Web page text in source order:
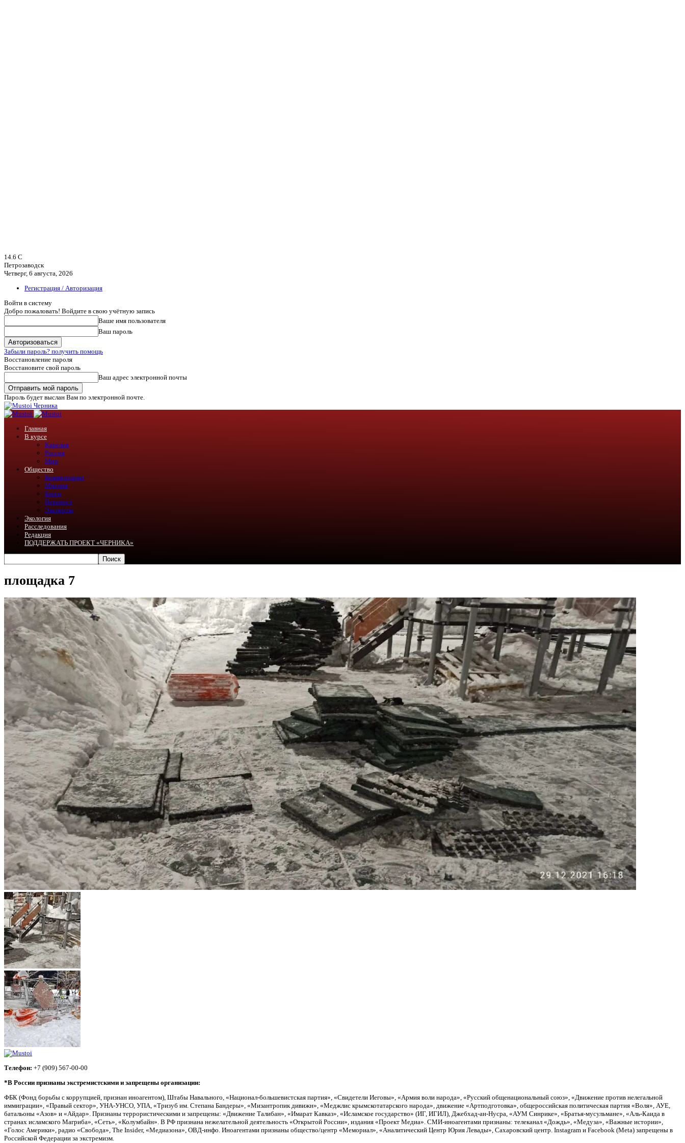
14.6 C
Петрозаводск
Четверг, 6 августа, 2026
Регистрация / Авторизация
Войти в систему
Добро пожаловать! Войдите в свою учётную запись
Ваше имя пользователя
Ваш пароль
Забыли пароль? получить помощь
Восстановление пароля
Восстановите свой пароль
Ваш адрес электронной почты
Пароль будет выслан Вам по электронной почте.
Черника
Главная
В курсе
Карелия
Россия
Мир
Общество
Комментарии
Мнения
Блоги
Перепост
Эксперты
Экология
Расследования
Редакция
ПОДДЕРЖАТЬ ПРОЕКТ «ЧЕРНИКА»
площадка 7
Телефон: +7 (909) 567-00-00
*В России признаны экстремистскими и запрещены организации:
ФБК (Фонд борьбы с коррупцией, признан иноагентом), Штабы Навального, «Национал-большевистская партия», «Свидетели Иеговы», «Армия воли народа», «Русский общенациональный союз», «Движение против нелегальной
иммиграции», «Правый сектор», УНА-УНСО, УПА, «Тризуб им. Степана Бандеры», «Мизантропик дивижн», «Меджлис крымскотатарского народа», движение «Артподготовка», общероссийская политическая партия «Воля», АУЕ,
батальоны «Азов» и «Айдар». Признаны террористическими и запрещены: «Движение Талибан», «Имарат Кавказ», «Исламское государство» (ИГ, ИГИЛ), Джебхад-ан-Нусра, «АУМ Синрике», «Братья-мусульмане», «Аль-Каида в
странах исламского Магриба», «Сеть», «Колумбайн». В РФ признана нежелательной деятельность «Открытой России», издания «Проект Медиа». СМИ-иноагентами признаны: телеканал «Дождь», «Медуза», «Важные истории»,
«Голос Америки», радио «Свобода», The Insider, «Медиазона», ОВД-инфо. Иноагентами признаны общество/центр «Мемориал», «Аналитический Центр Юрия Левады», Сахаровский центр. Instagram и Facebook (Metа) запрещены в
Российской Федерации за экстремизм.